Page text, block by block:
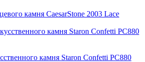
камня CaesarStone 2003 Lace
камня Staron Confetti PC880